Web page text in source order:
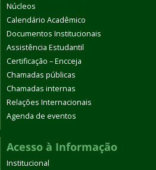
Núcleos
Calendário Acadêmico
Documentos Institucionais
Assistência Estudantil
Certificação – Encceja
Chamadas públicas
Chamadas internas
Relações Internacionais
Agenda de eventos
Acesso à Informação
Institucional